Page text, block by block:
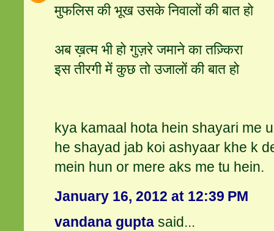
मुफलिस की भूख उसके निवालों की बात हो
अब ख़त्म भी हो गुज़रे जमाने का तज़्किरा
इस तीरगी में कुछ तो उजालों की बात हो
kya kamaal hota hein shayari me
he shayad jab koi ashyaar khe k
mein hun or mere aks me tu hein.
January 16, 2012 at 12:39 PM
vandana gupta said...